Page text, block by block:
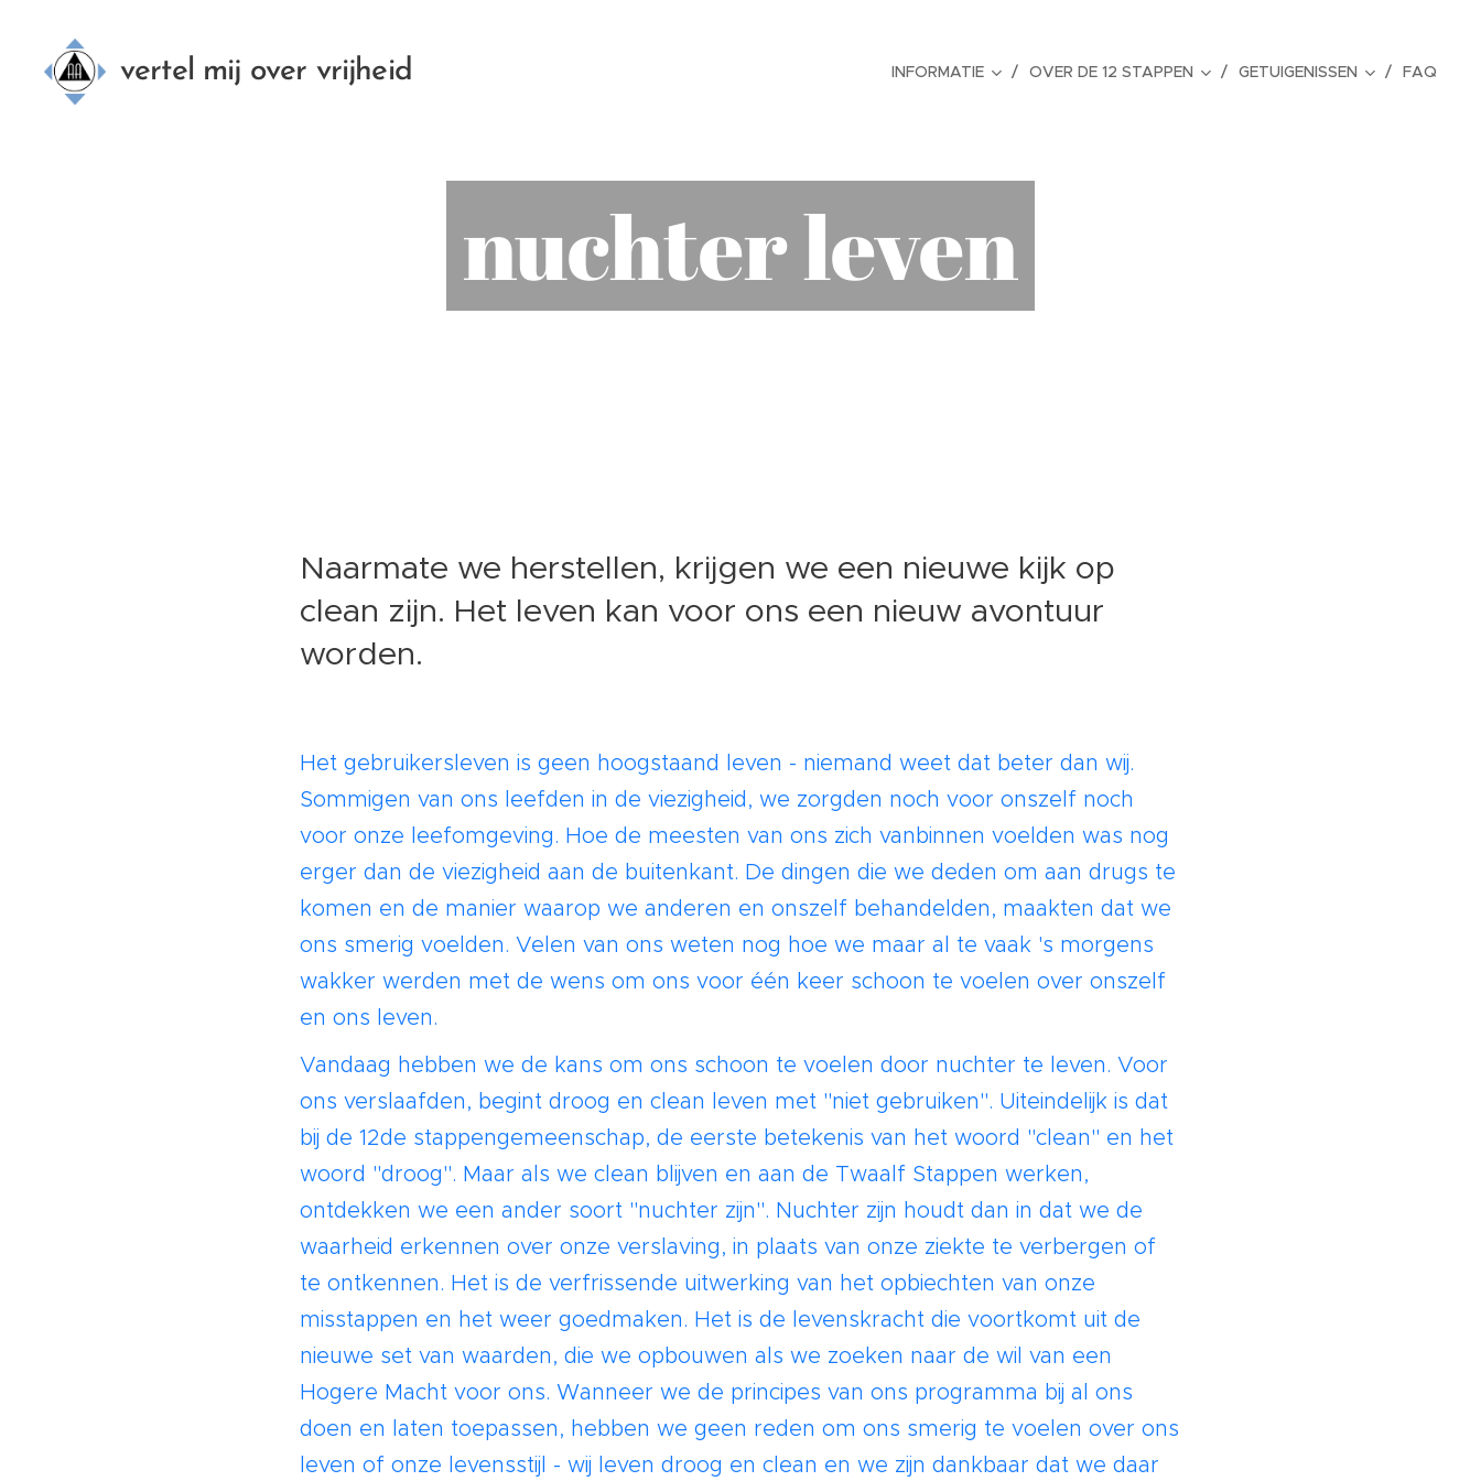
vertel mij over vrijheid INFORMATIE OVER DE 12 STAPPEN GETUIGENISSEN FAQ
nuchter leven
Naarmate we herstellen, krijgen we een nieuwe kijk op
clean zijn. Het leven kan voor ons een nieuw avontuur
worden.
Het gebruikersleven is geen hoogstaand leven - niemand weet dat beter dan wij.
Sommigen van ons leefden in de viezigheid, we zorgden noch voor onszelf noch
voor onze leefomgeving. Hoe de meesten van ons zich vanbinnen voelden was nog
erger dan de viezigheid aan de buitenkant. De dingen die we deden om aan drugs te
komen en de manier waarop we anderen en onszelf behandelden, maakten dat we
ons smerig voelden. Velen van ons weten nog hoe we maar al te vaak 's morgens
wakker werden met de wens om ons voor één keer schoon te voelen over onszelf
en ons leven.
Vandaag hebben we de kans om ons schoon te voelen door nuchter te leven. Voor
ons verslaafden, begint droog en clean leven met "niet gebruiken". Uiteindelijk is dat
bij de 12de stappengemeenschap, de eerste betekenis van het woord "clean" en het
woord "droog". Maar als we clean blijven en aan de Twaalf Stappen werken,
ontdekken we een ander soort "nuchter zijn". Nuchter zijn houdt dan in dat we de
waarheid erkennen over onze verslaving, in plaats van onze ziekte te verbergen of
te ontkennen. Het is de verfrissende uitwerking van het opbiechten van onze
misstappen en het weer goedmaken. Het is de levenskracht die voortkomt uit de
nieuwe set van waarden, die we opbouwen als we zoeken naar de wil van een
Hogere Macht voor ons. Wanneer we de principes van ons programma bij al ons
doen en laten toepassen, hebben we geen reden om ons smerig te voelen over ons
leven of onze levensstijl - wij leven droog en clean en we zijn dankbaar dat we daar